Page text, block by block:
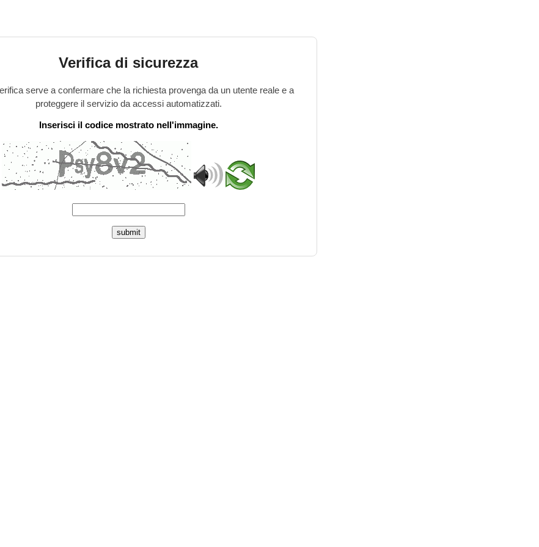
Verifica di sicurezza
serve a confermare che la richiesta provenga da un utente reale e a
proteggere il servizio da accessi automatizzati.
Inserisci il codice mostrato nell'immagine.
submit